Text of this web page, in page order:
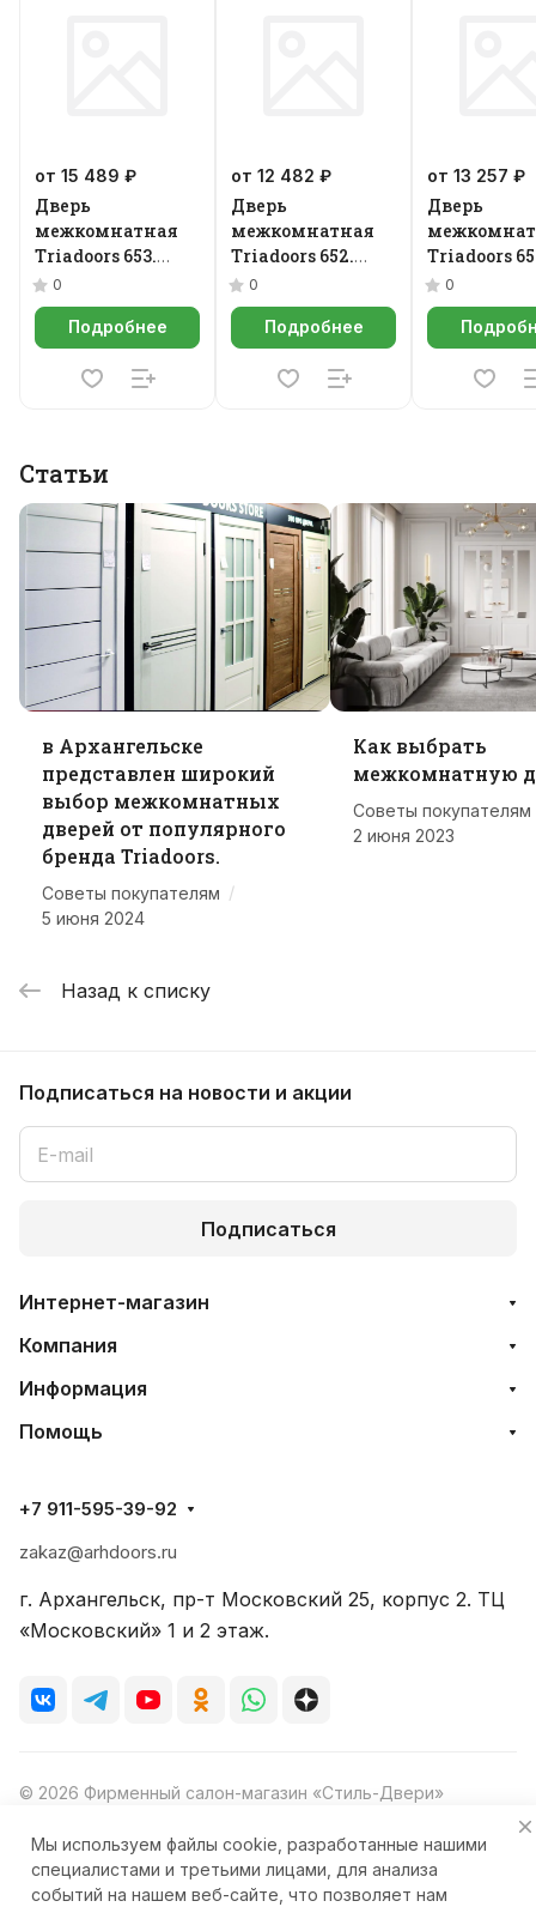
от 15 489 ₽
Дверь
межкомнатная
Triadoors 653.
Future
0
Подробнее
от 12 482 ₽
Дверь
межкомнатная
Triadoors 652.
Future
0
Подробнее
от 13 257 ₽
Дверь
Triadoors
Future
0
Статьи
в Архангельске
представлен широкий
выбор межкомнатных
дверей от популярного
бренда Triadoors.
Советы покупателям /
5 июня 2024
Как выбрать
межкомнатную
Советы покупателям
2 июня 2023
Назад к списку
Подписаться на новости и акции
Подписаться
Интернет-магазин
Компания
Информация
Помощь
+7 911-595-39-92
zakaz@arhdoors.ru
г. Архангельск, пр-т Московский 25, корпус 2. ТЦ
«Московский» 1 и 2 этаж.
© 2026 Фирменный салон-магазин «Стиль-Двери»
Конфиденциальность Ответственность
Мы используем файлы cookie, разработанные нашими
специалистами и третьими лицами, для анализа
событий на нашем веб-сайте, что позволяет нам